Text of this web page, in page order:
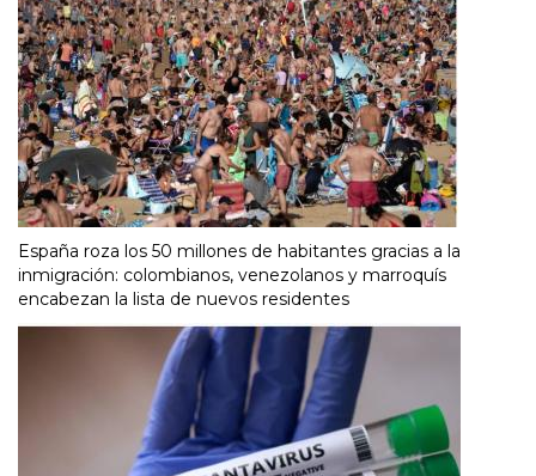
España roza los 50 millones de habitantes gracias a la
inmigración: colombianos, venezolanos y marroquís
encabezan la lista de nuevos residentes